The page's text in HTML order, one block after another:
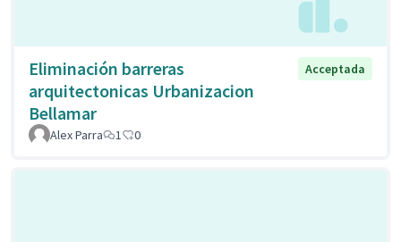
Eliminación barreras
arquitectonicas Urbanizacion
Bellamar
Acceptada
Alex Parra 1 0